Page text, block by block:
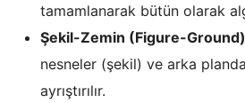
tamamlanarak bütün olarak
Şekil-Zemin (Figure-Ground)
nesneler (şekil) ve arka
ayrıştırılır.